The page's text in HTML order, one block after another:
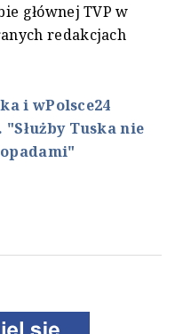
głównej TVP w
redakcjach
i wPolsce24
Tuska nie